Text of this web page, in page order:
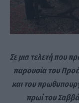
Σε μια τελετή που
παρουσία του
και του
πρωί του